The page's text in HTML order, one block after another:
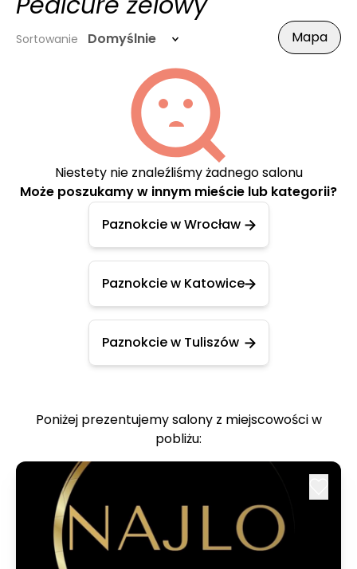
Sortowanie Domyślnie Mapa
Niestety nie znaleźliśmy żadnego salonu
Może poszukamy w innym mieście lub kategorii?
Paznokcie w Wrocław
Paznokcie w Katowice
Paznokcie w Tuliszów
Poniżej prezentujemy salony z miejscowości w
pobliżu: